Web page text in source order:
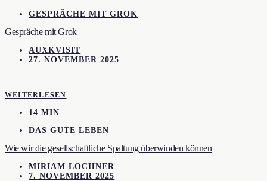
GESPRÄCHE MIT GROK
Gespräche mit Grok
AUXKVISIT
27. NOVEMBER 2025
WEITERLESEN
14 MIN
DAS GUTE LEBEN
Wie wir die gesellschaftliche Spaltung überwinden können
MIRIAM LOCHNER
7. NOVEMBER 2025